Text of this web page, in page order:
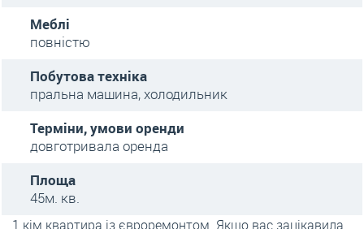
Меблі
повністю
Побутова техніка
пральна машина, холодильник
Терміни, умови оренди
довготривала оренда
Площа
45м. кв.
1 кім квартира із євроремонтом. Якщо вас зацікавила